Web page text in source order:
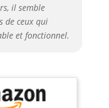
équipements
du métal, les
travail du
avec poches.
il semble
de ceux qui
et fonctionnel.